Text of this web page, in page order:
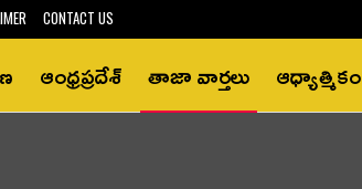
CONTACT US
ఆంధ్రప్రదేశ్‌ తాజా వార్తలు ఆధ్యాత్మికం